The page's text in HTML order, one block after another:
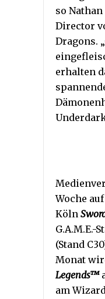
so
Director
Dragons.
erhalten
Woche
Köln
G.A.M.E.-
(Stand
Monat
Legends™
am